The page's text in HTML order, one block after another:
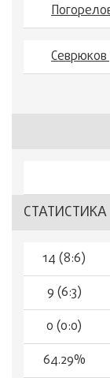
СТАТИСТИКА
14 (8:6)
9 (6:3)
0 (0:0)
64.29%